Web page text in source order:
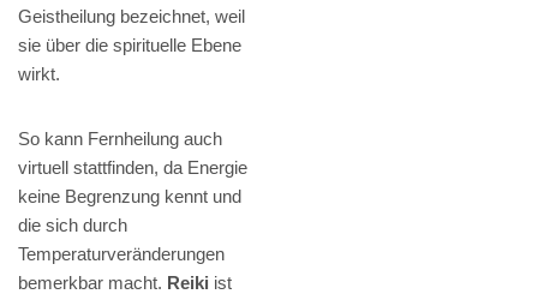
Geistheilung bezeichnet, weil
sie über die spirituelle Ebene
wirkt.
So kann Fernheilung auch
virtuell stattfinden, da Energie
keine Begrenzung kennt und
die sich durch
Temperaturveränderungen
bemerkbar macht. Reiki ist